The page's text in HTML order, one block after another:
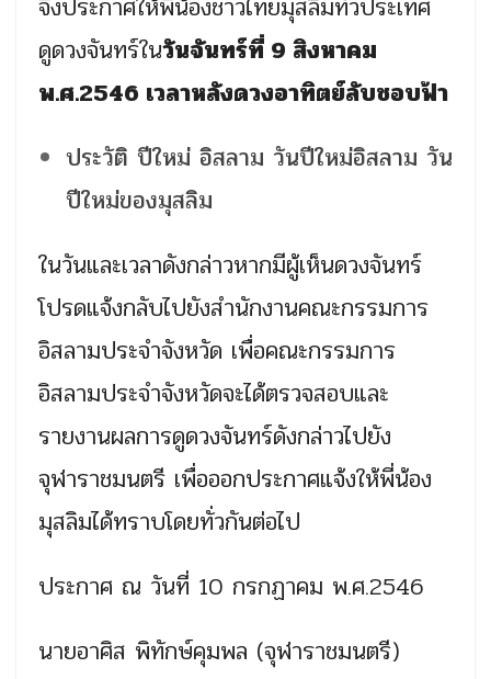
ดูดวงจันทร์ในวันจันทร์ที่ 9 สิงหาคม
พ.ศ.2546 เวลาหลังดวงอาทิตย์ลับชอบฟ้า
ประวัติ ปีใหม่ อิสลาม วันปีใหม่อิสลาม วัน
ปีใหม่ของมุสลิม
ในวันและเวลาดังกล่าวหากมีผู้เห็นดวงจันทร์
โปรดแจ้งกลับไปยังสำนักงานคณะกรรมการ
อิสลามประจำจังหวัด เพื่อคณะกรรมการ
อิสลามประจำจังหวัดจะได้ตรวจสอบและ
รายงานผลการดูดวงจันทร์ดังกล่าวไปยัง
จุฬาราชมนตรี เพื่อออกประกาศแจ้งให้พี่น้อง
มุสลิมได้ทราบโดยทั่วกันต่อไป
ประกาศ ณ วันที่ 10 กรกฏาคม พ.ศ.2546
นายอาศิส พิทักษ์คุมพล (จุฬาราชมนตรี)